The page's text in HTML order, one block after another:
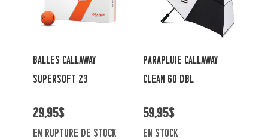
BALLES CALLAWAY
SUPERSOFT 23
29,95$
En rupture de stock
PARAPLUIE CALLAWAY
CLEAN 60 DBL
59,95$
en stock